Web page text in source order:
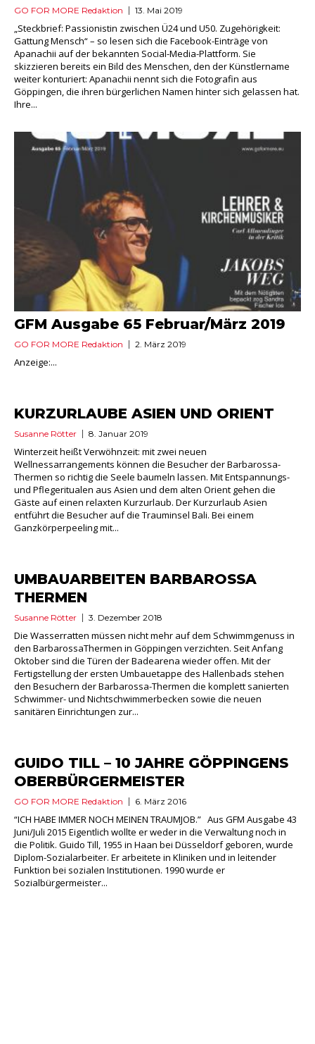
GO FOR MORE Redaktion 13. Mai 2019
„Steckbrief: Passionistin zwischen Ü24 und U50. Zugehörigkeit:
Gattung Mensch“ – so lesen sich die Facebook-Einträge von
Apanachii auf der bekannten Social-Media-Plattform. Sie
skizzieren bereits ein Bild des Menschen, den der Künstlername
weiter konturiert: Apanachii nennt sich die Fotografin aus
Göppingen, die ihren bürgerlichen Namen hinter sich gelassen hat.
Ihre...
GFM Ausgabe 65 Februar/März 2019
GO FOR MORE Redaktion 2. März 2019
Anzeige:...
KURZURLAUBE ASIEN UND ORIENT
Susanne Rötter 8. Januar 2019
Winterzeit heißt Verwöhnzeit: mit zwei neuen
Wellnessarrangements können die Besucher der Barbarossa-
Thermen so richtig die Seele baumeln lassen. Mit Entspannungs-
und Pflegeritualen aus Asien und dem alten Orient gehen die
Gäste auf einen relaxten Kurzurlaub. Der Kurzurlaub Asien
entführt die Besucher auf die Trauminsel Bali. Bei einem
Ganzkörperpeeling mit...
UMBAUARBEITEN BARBAROSSA
THERMEN
Susanne Rötter 3. Dezember 2018
Die Wasserratten müssen nicht mehr auf dem Schwimmgenuss in
den BarbarossaThermen in Göppingen verzichten. Seit Anfang
Oktober sind die Türen der Badearena wieder offen. Mit der
Fertigstellung der ersten Umbauetappe des Hallenbads stehen
den Besuchern der Barbarossa-Thermen die komplett sanierten
Schwimmer- und Nichtschwimmerbecken sowie die neuen
sanitären Einrichtungen zur...
GUIDO TILL – 10 JAHRE GÖPPINGENS
OBERBÜRGERMEISTER
GO FOR MORE Redaktion 6. März 2016
“ICH HABE IMMER NOCH MEINEN TRAUMJOB.” Aus GFM Ausgabe 43
Juni/Juli 2015 Eigentlich wollte er weder in die Verwaltung noch in
die Politik. Guido Till, 1955 in Haan bei Düsseldorf geboren, wurde
Diplom-Sozialarbeiter. Er arbeitete in Kliniken und in leitender
Funktion bei sozialen Institutionen. 1990 wurde er
Sozialbürgermeister...